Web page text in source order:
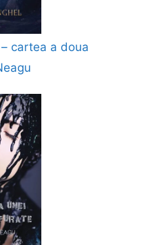
cartea a doua